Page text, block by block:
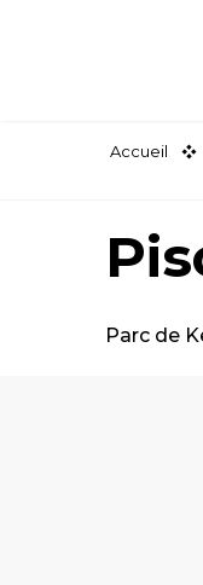
Accueil
Parc de